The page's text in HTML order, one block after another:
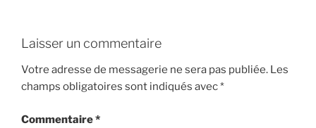
Laisser un commentaire
Votre adresse de messagerie ne sera pas publiée. Les
champs obligatoires sont indiqués avec*
Commentaire*